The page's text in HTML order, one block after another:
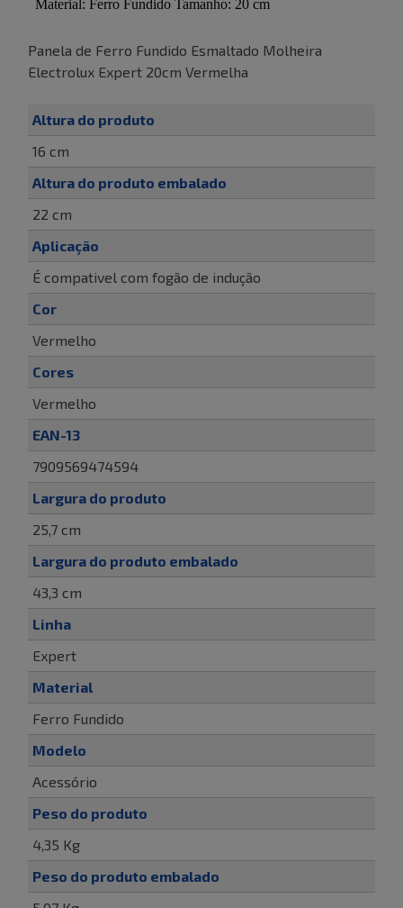
Panela de Ferro Fundido Esmaltado Molheira
Electrolux Expert 20cm Vermelha
Altura do produto
16 cm
Altura do produto embalado
22 cm
Aplicação
É compativel com fogão de indução
Cor
Vermelho
Cores
Vermelho
EAN-13
7909569474594
Largura do produto
25,7 cm
Largura do produto embalado
43,3 cm
Linha
Expert
Material
Ferro Fundido
Modelo
Acessório
Peso do produto
4,35 Kg
Peso do produto embalado